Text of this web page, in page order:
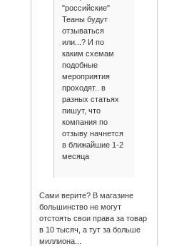
"российские"
Теаны будут
отзываться
или...? И по
каким схемам
подобные
мероприятия
проходят.. в
разных статьях
пишут, что
компания по
отзыву начнется
в ближайшие 1-2
месяца
Сами верите? В магазине
большинство не могут
отстоять свои права за товар
в 10 тысяч, а тут за больше
миллиона...